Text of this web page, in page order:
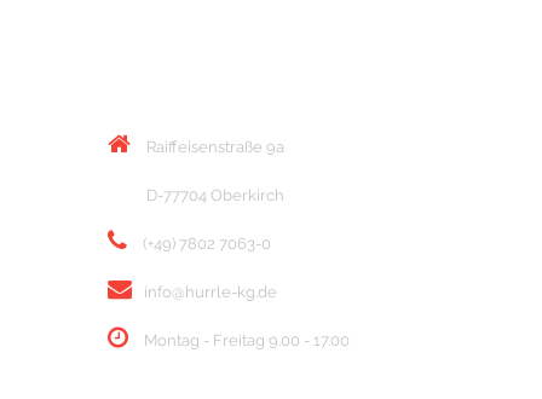
Raiffeisenstraße 9a
D-77704 Oberkirch
(+49) 7802 7063-0
info@hurrle-kg.de
Montag - Freitag 9.00 - 17.00